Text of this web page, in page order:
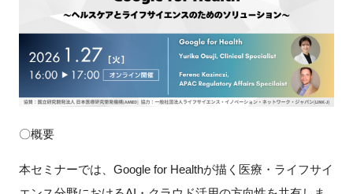
インタビュー・コラム
ニュース・掲示板
〇概要
本セミナーでは、Google for Healthが描く医療・ライフサイ